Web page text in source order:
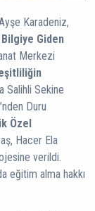
Karadeniz,
Bilgiye Giden
Merkezi
Salihli Sekine
Duru
Özel
Hacer Ela
verildi.
eğitim alma hakkı